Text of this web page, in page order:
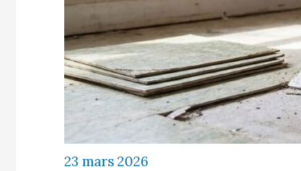
23 mars 2026